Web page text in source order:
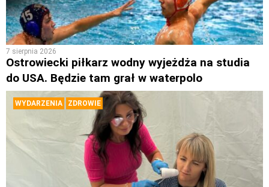
7 sierpnia 2026
Ostrowiecki piłkarz wodny wyjeżdża na studia
do USA. Będzie tam grał w waterpolo
WYDARZENIA ZDROWIE